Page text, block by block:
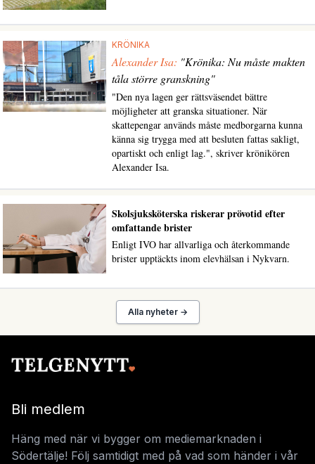
KRÖNIKA
Alexander Isa: "Krönika: Nu måste makten
tåla större granskning"
"Den nya lagen ger rättsväsendet bättre
möjligheter att granska situationer. När
skattepengar används måste medborgarna kunna
känna sig trygga med att besluten fattas sakligt,
opartiskt och enligt lag.", skriver krönikören
Alexander Isa.
Skolsjuksköterska riskerar prövotid efter
omfattande brister
Enligt IVO har allvarliga och återkommande
brister upptäckts inom elevhälsan i Nykvarn.
Alla nyheter →
Bli medlem
Häng med när vi bygger om mediemarknaden i
Södertälje! Följ samtidigt med på vad som händer i vår